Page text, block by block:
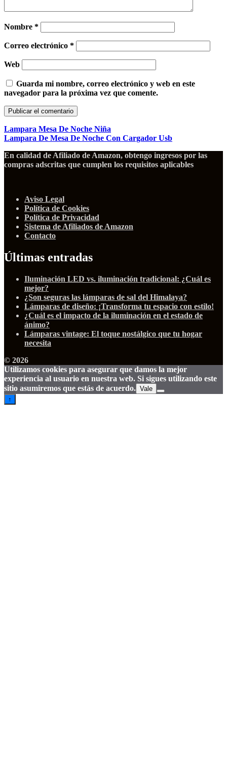
Nombre *
Correo electrónico *
Web
Guarda mi nombre, correo electrónico y web en este
navegador para la próxima vez que comente.
Lampara Mesa De Noche Niña
Lampara De Mesa De Noche Con Cargador Usb
En calidad de Afiliado de Amazon, obtengo ingresos por las
compras adscritas que cumplen los requisitos aplicables
Aviso Legal
Política de Cookies
Política de Privacidad
Sistema de Afiliados de Amazon
Contacto
Últimas entradas
Iluminación LED vs. iluminación tradicional: ¿Cuál es
mejor?
¿Son seguras las lámparas de sal del Himalaya?
Lámparas de diseño: ¡Transforma tu espacio con estilo!
¿Cuál es el impacto de la iluminación en el estado de
ánimo?
Lámparas vintage: El toque nostálgico que tu hogar
necesita
© 2026
Utilizamos cookies para asegurar que damos la mejor
experiencia al usuario en nuestra web. Si sigues utilizando este
sitio asumiremos que estás de acuerdo. Vale
↑